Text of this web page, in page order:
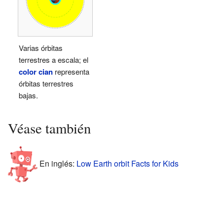
Varias órbitas
terrestres a escala; el
color cian representa
órbitas terrestres
bajas.
Véase también
En inglés: Low Earth orbit Facts for Kids